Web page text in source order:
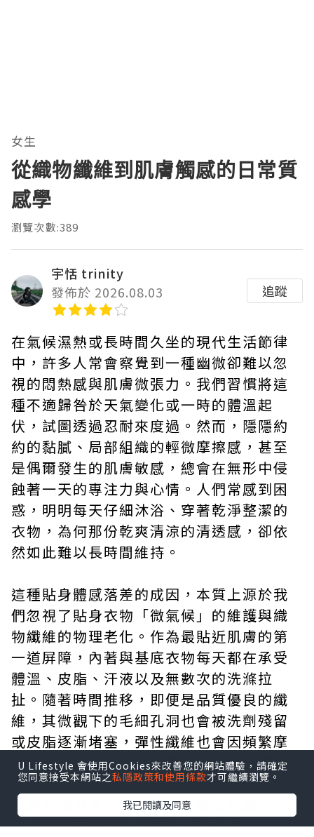
女生
從織物纖維到肌膚觸感的日常質
感學
瀏覽次數:389
宇恬 trinity
發佈於 2026.08.03
追蹤
在氣候濕熱或長時間久坐的現代生活節律
中，許多人常會察覺到一種幽微卻難以忽
視的悶熱感與肌膚微張力。我們習慣將這
種不適歸咎於天氣變化或一時的體溫起
伏，試圖透過忍耐來度過。然而，隱隱約
約的黏膩、局部組織的輕微摩擦感，甚至
是偶爾發生的肌膚敏感，總會在無形中侵
蝕著一天的專注力與心情。人們常感到困
惑，明明每天仔細沐浴、穿著乾淨整潔的
衣物，為何那份乾爽清涼的清透感，卻依
然如此難以長時間維持。
這種貼身體感落差的成因，本質上源於我
們忽視了貼身衣物「微氣候」的維護與織
物纖維的物理老化。作為最貼近肌膚的第
一道屏障，內著與基底衣物每天都在承受
體溫、皮脂、汗液以及無數次的洗滌拉
扯。隨著時間推移，即便是品質優良的纖
維，其微觀下的毛細孔洞也會被洗劑殘留
或皮脂逐漸堵塞，彈性纖維也會因頻繁摩
擦而疲乏鬆弛。表面上看起來完好無損的
衣物，其實際的透氣度、吸濕排汗效率與
抗菌防護力早已大幅下滑，進而形成了一
個封閉且容易滋生細菌的濕熱環境。
U Lifestyle 會使用Cookies來改善您的網站體驗，請確定
您同意接受本網站之私隱政策和使用條款才可繼續瀏覽。
我已閱讀及同意